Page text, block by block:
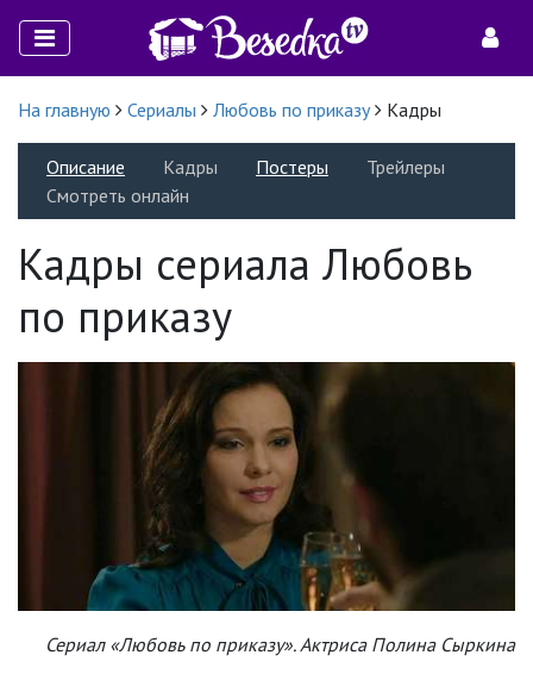
На главную Сериалы Любовь по приказу Кадры
Описание Кадры Постеры
Трейлеры
Смотреть онлайн
Кадры сериала Любовь
по приказу
Сериал «Любовь по приказу». Актриса Полина Сыркина